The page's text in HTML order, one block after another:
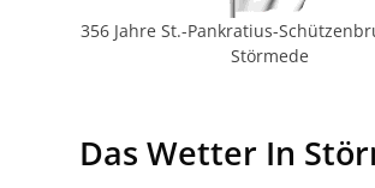
356 Jahre St.-Pankratius-
Störmede
Das Wetter In